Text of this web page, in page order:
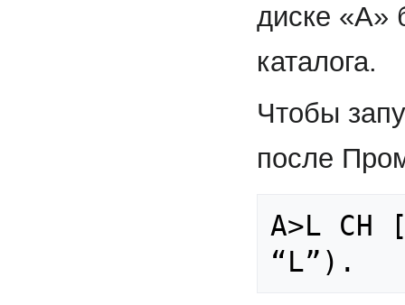
диске «А»
каталога.
Чтобы
после
А>L СН